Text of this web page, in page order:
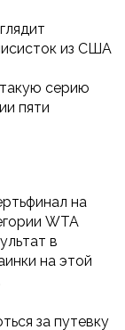
из США
серию
пяти
на
WTA
в
на этой
за путевку